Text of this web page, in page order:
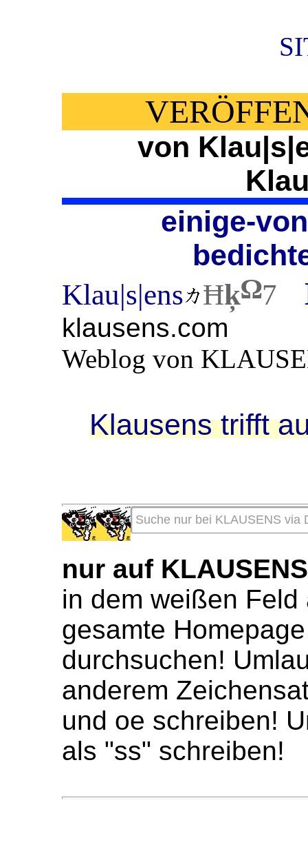
von
einige-
Klau|s|ens ĦķΩ7
klausens.com
Weblog von
Klausens trifft
nur auf
in dem weißen
gesamte
durchsuchen!
anderem
und oe schreiben!
als "ss" schreiben!